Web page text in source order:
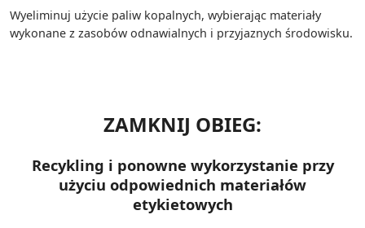
Wyeliminuj użycie paliw kopalnych, wybierając materiały
wykonane z zasobów odnawialnych i przyjaznych środowisku.
ZAMKNIJ OBIEG:
Recykling i ponowne wykorzystanie przy
użyciu odpowiednich materiałów
etykietowych